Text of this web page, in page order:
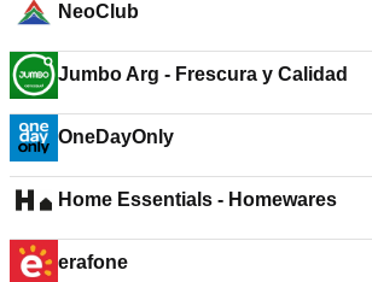
NeoClub
Jumbo Arg - Frescura y Calidad
OneDayOnly
Home Essentials - Homewares
erafone